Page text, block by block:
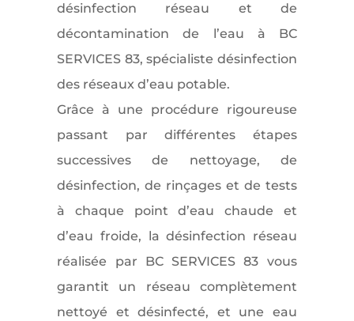
désinfection réseau et de
décontamination de l’eau à BC
SERVICES 83, spécialiste désinfection
des réseaux d’eau potable.
Grâce à une procédure rigoureuse
passant par différentes étapes
successives de nettoyage, de
désinfection, de rinçages et de tests
à chaque point d’eau chaude et
d’eau froide, la désinfection réseau
réalisée par BC SERVICES 83 vous
garantit un réseau complètement
nettoyé et désinfecté, et une eau